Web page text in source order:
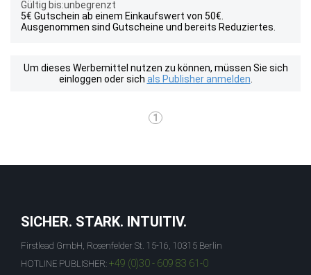
Gültig bis:unbegrenzt
5€ Gutschein ab einem Einkaufswert von 50€.
Ausgenommen sind Gutscheine und bereits Reduziertes.
Um dieses Werbemittel nutzen zu können, müssen Sie sich
einloggen oder sich als Publisher anmelden
1
SICHER. STARK. INTUITIV.
Firstlead GmbH, Rosenfelder St. 15-16, 10315 Berlin
HOTLINE PUBLISHER: +49 (0)30 - 609 83 61-0